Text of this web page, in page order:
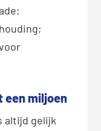
een miljoen
altijd gelijk